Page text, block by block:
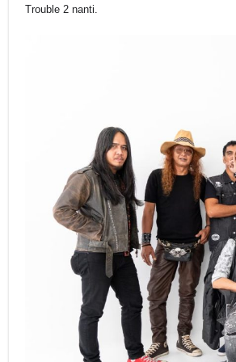
Trouble 2 nanti.